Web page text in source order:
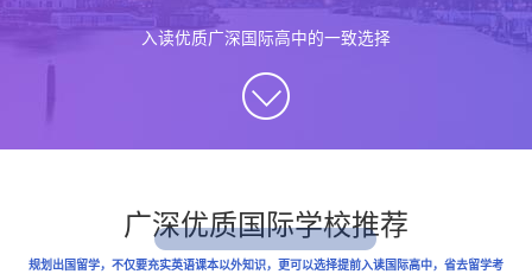
入读优质广深国际高中的一致选择
广深优质国际学校推荐
规划出国留学，不仅要充实英语课本以外知识，更可以选择提前入读国际高中，省去留学考